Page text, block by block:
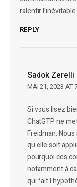
ralentir l’inévitable.
REPLY
Sadok Zerelli
MAI 21, 2023 AT
Si vous lisez
ChatGTP ne
Freidman.
qu elle soit
pourquoi ces
notamment à
qui fait l